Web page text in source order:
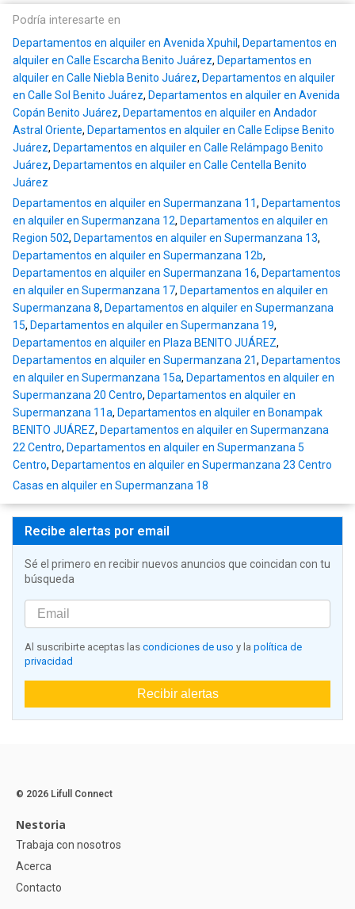
Podría interesarte en
Departamentos en alquiler en Avenida Xpuhil , Departamentos en
alquiler en Calle Escarcha Benito Juárez, Departamentos en
alquiler en Calle Niebla Benito Juárez, Departamentos en alquiler
en Calle Sol Benito Juárez, Departamentos en alquiler en Avenida
Copán Benito Juárez, Departamentos en alquiler en Andador
Astral Oriente, Departamentos en alquiler en Calle Eclipse Benito
Juárez, Departamentos en alquiler en Calle Relámpago Benito
Juárez, Departamentos en alquiler en Calle Centella Benito
Juárez
Departamentos en alquiler en Supermanzana 11, Departamentos
en alquiler en Supermanzana 12, Departamentos en alquiler en
Region 502, Departamentos en alquiler en Supermanzana 13,
Departamentos en alquiler en Supermanzana 12b,
Departamentos en alquiler en Supermanzana 16, Departamentos
en alquiler en Supermanzana 17, Departamentos en alquiler en
Supermanzana 8, Departamentos en alquiler en Supermanzana
15, Departamentos en alquiler en Supermanzana 19,
Departamentos en alquiler en Plaza BENITO JUÁREZ,
Departamentos en alquiler en Supermanzana 21, Departamentos
en alquiler en Supermanzana 15a, Departamentos en alquiler en
Supermanzana 20 Centro, Departamentos en alquiler en
Supermanzana 11a, Departamentos en alquiler en Bonampak
BENITO JUÁREZ, Departamentos en alquiler en Supermanzana
22 Centro, Departamentos en alquiler en Supermanzana 5
Centro, Departamentos en alquiler en Supermanzana 23 Centro
Casas en alquiler en Supermanzana 18
Recibe alertas por email
Sé el primero en recibir nuevos anuncios que coincidan con tu
búsqueda
Al suscribirte aceptas las condiciones de uso y la política de
privacidad
Recibir alertas
© 2026 Lifull Connect
Nestoria
Trabaja con nosotros
Acerca
Contacto